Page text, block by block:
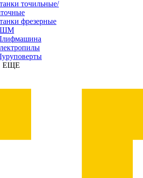
точильные/
фрезерные
ЕЩЕ